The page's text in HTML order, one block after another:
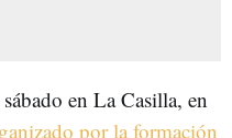
en La Casilla, en
por la formación